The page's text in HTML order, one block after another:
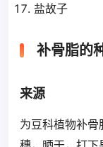
盐故子
补骨脂的
来源
为豆科植物补